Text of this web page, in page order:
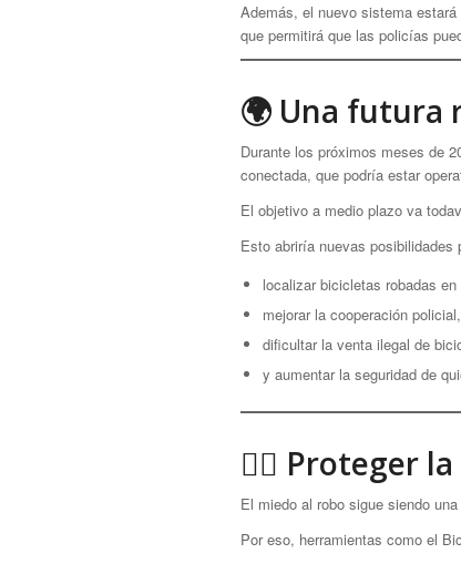
Además, el nuevo sistema
que permitirá que las policías
🌍 Una futura
Durante los próximos meses de
conectada, que podría estar
El objetivo a medio plazo va
Esto abriría nuevas posibilidades
localizar bicicletas robadas
mejorar la cooperación policial,
dificultar la venta ilegal de
y aumentar la seguridad de
🚴‍♀️ Proteger
El miedo al robo sigue siendo
Por eso, herramientas como el